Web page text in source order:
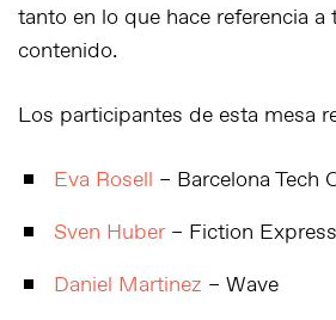
tanto en lo que hace referencia a
contenido.
Los participantes de esta mesa
Eva Rosell – Barcelona Tech
Sven Huber– Fiction Express
Daniel Martinez – Wave